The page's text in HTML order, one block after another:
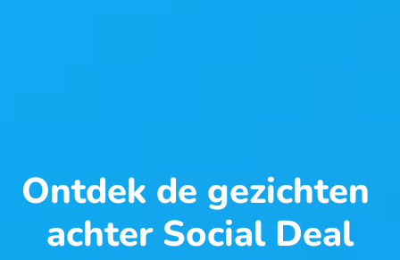
Ontdek de gezichten
achter Social Deal